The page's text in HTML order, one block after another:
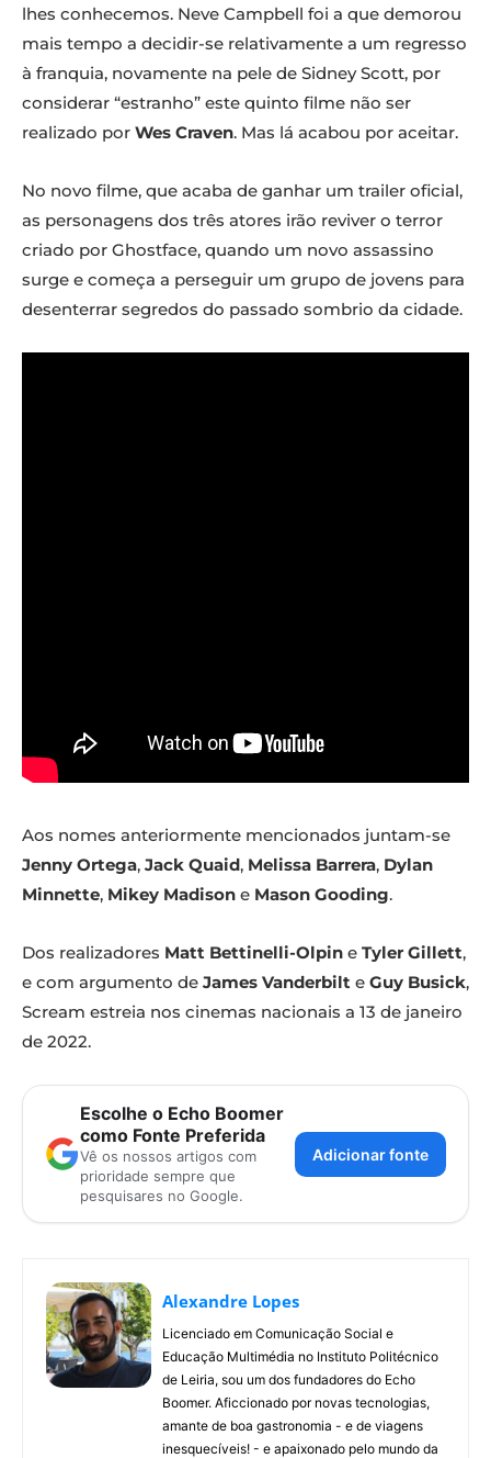
lhes conhecemos. Neve Campbell foi a que demorou
mais tempo a decidir-se relativamente a um regresso
à franquia, novamente na pele de Sidney Scott, por
considerar “estranho” este quinto filme não ser
realizado por Wes Craven. Mas lá acabou por aceitar.
No novo filme, que acaba de ganhar um trailer oficial,
as personagens dos três atores irão reviver o terror
criado por Ghostface, quando um novo assassino
surge e começa a perseguir um grupo de jovens para
desenterrar segredos do passado sombrio da cidade.
Aos nomes anteriormente mencionados juntam-se
Jenny Ortega, Jack Quaid, Melissa Barrera, Dylan
Minnette, Mikey Madison e Mason Gooding.
Dos realizadores Matt Bettinelli-Olpin e Tyler Gillett,
e com argumento de James Vanderbilt e Guy Busick,
Scream estreia nos cinemas nacionais a 13 de janeiro
de 2022.
Escolhe o Echo Boomer
como Fonte Preferida
Vê os nossos artigos com
prioridade sempre que
pesquisares no Google.
Adicionar fonte
Alexandre Lopes
Licenciado em Comunicação Social e
Educação Multimédia no Instituto Politécnico
de Leiria, sou um dos fundadores do Echo
Boomer. Aficcionado por novas tecnologias,
amante de boa gastronomia - e de viagens
inesquecíveis! - e apaixonado pelo mundo da